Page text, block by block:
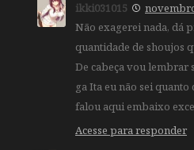
ikki031015
Não exagerei nada, dá
quantidade de shoujos
De cabeça vou lembrar
ga Ita eu não sei
falou aqui embaixo
Acesse para responder